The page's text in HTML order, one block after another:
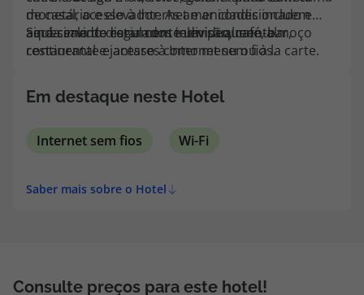
topatlantico@topatlantico.com
monetário e elevador. As amenidades incluem
ainda sala de estar com televisão, café, bar,
restaurante e acesso à Internet sem fios.
de casal, acesso à Internet e ar condicionado e
aquecimento regulados individualmente.
Será servido diariamente um pequeno-almoço
continental e jantares como menu ou à la carte.
Em destaque neste Hotel
Internet sem fios Wi-Fi
Saber mais sobre o Hotel
Consulte preços para este hotel!